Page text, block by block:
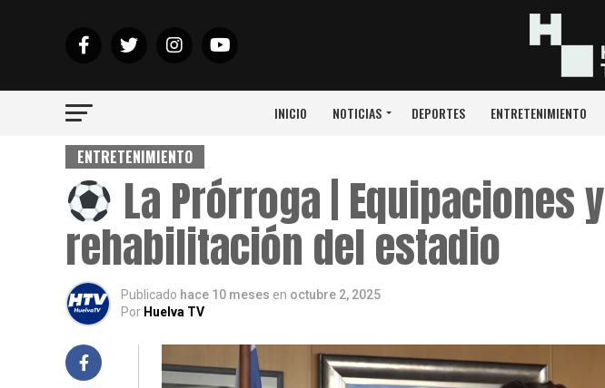
INICIO NOTICIAS DEPORTES ENTRETENIMIENTO
ENTRETENIMIENTO
La Prórroga | Equipaciones y
rehabilitación del estadio
Publicado hace 10 meses en octubre 2, 2025
Por Huelva TV